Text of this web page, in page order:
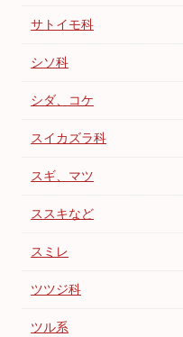
サトイモ科
シソ科
シダ、コケ
スイカズラ科
スギ、マツ
ススキなど
スミレ
ツツジ科
ツル系